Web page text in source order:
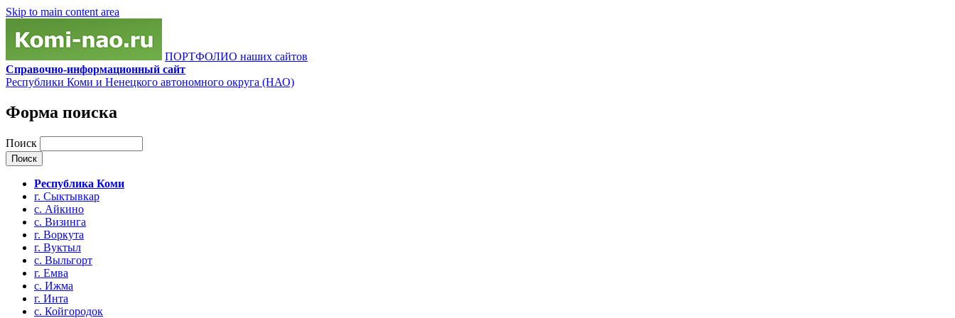
Skip to main content area
ПОРТФОЛИО наших сайтов
Справочно-информационный сайт
Республики Коми и Ненецкого автономного округа (НАО)
Форма поиска
Поиск
Республика Коми
г. Сыктывкар
с. Айкино
с. Визинга
г. Воркута
г. Вуктыл
с. Выльгорт
г. Емва
с. Ижма
г. Инта
с. Койгородок